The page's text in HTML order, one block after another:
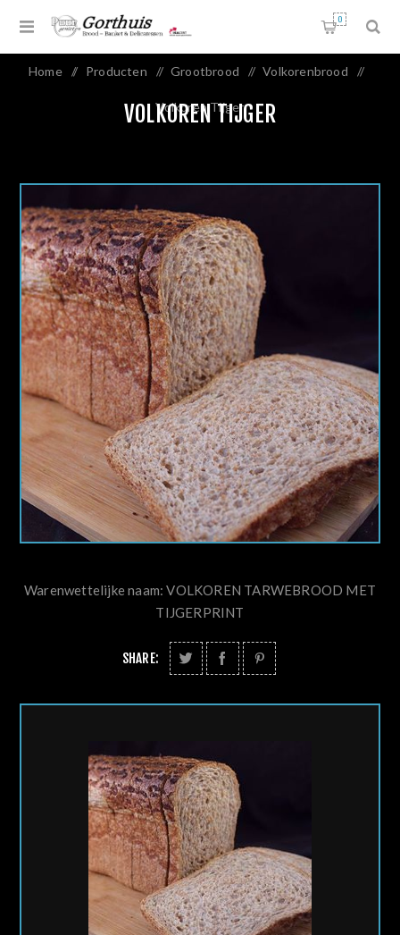
0
Home / Producten / Grootbrood / Volkorenbrood /
Volkoren Tijger
VOLKOREN TIJGER
Warenwettelijke naam: VOLKOREN TARWEBROOD MET
TIJGERPRINT
SHARE: